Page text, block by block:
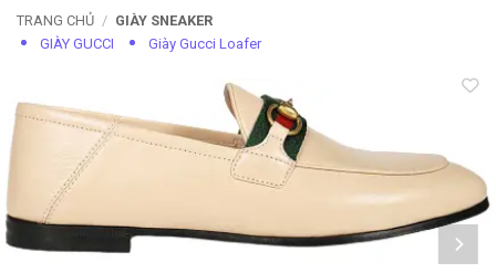
TRANG CHỦ / GIÀY SNEAKER
GIÀY GUCCI
Giày Gucci Loafer
wishlist